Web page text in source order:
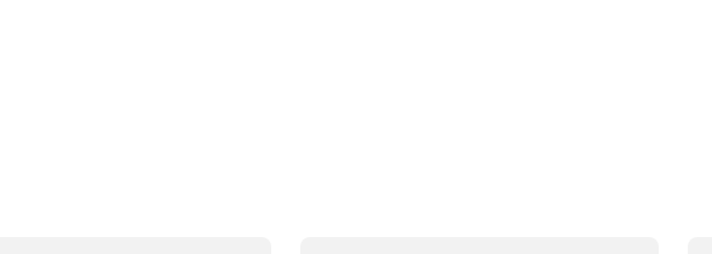
biedt optimale
Zo ben je altijd voorbereid op